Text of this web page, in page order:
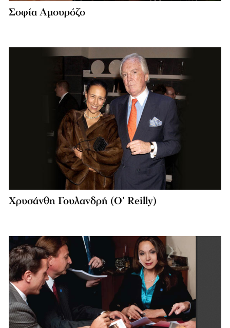
Σοφία Αμουρόζο
Χρυσάνθη Γουλανδρή (O’ Reilly)